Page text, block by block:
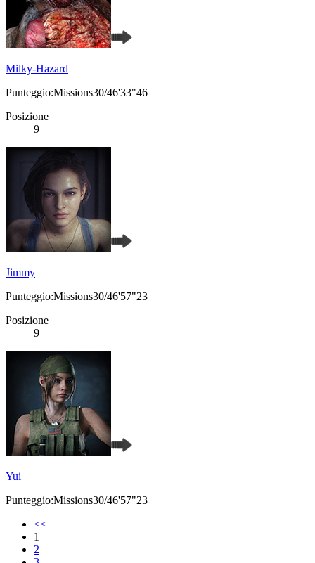
Milky-Hazard
Punteggio:Missions30/46'33"46
Posizione
9
Jimmy
Punteggio:Missions30/46'57"23
Posizione
9
Yui
Punteggio:Missions30/46'57"23
<<
1
2